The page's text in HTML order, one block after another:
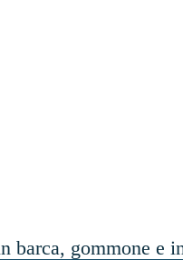
barca, gommone e